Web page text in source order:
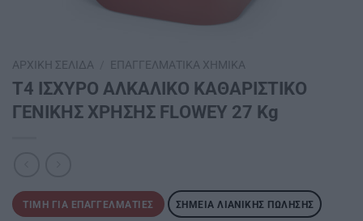
ΑΡΧΙΚΉ ΣΕΛΊΔΑ ΕΠΑΓΓΕΛΜΑΤΙΚΆ ΧΗΜΙΚΆ
Τ4 ΙΣΧΥΡΟ ΑΛΚΑΛΙΚΟ ΚΑΘΑΡΙΣΤΙΚΟ
ΓΕΝΙΚΗΣ ΧΡΗΣΗΣ FLΟWΕΥ 27 Κg
ΤΙΜΉ ΓΙΑ ΕΠΑΓΓΕΛΜΑΤΊΕΣ ΣΗΜΕΊΑ ΛΙΑΝΙΚΉΣ ΠΏΛΗΣΗΣ